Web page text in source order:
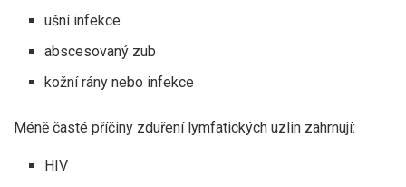
ušní infekce
abscesovaný zub
kožní rány nebo infekce
Méně časté příčiny zduření lymfatických uzlin zahrnují:
HIV